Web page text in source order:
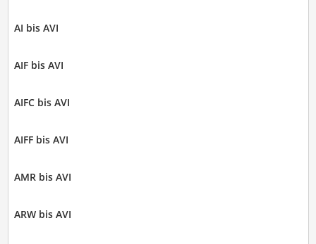
AI bis AVI
AIF bis AVI
AIFC bis AVI
AIFF bis AVI
AMR bis AVI
ARW bis AVI